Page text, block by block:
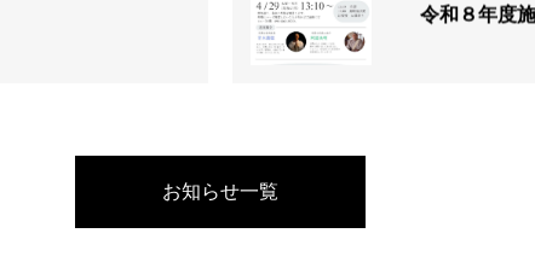
令和８年度
お知らせ一覧